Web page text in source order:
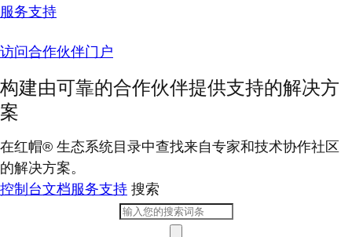
服务支持
访问合作伙伴门户
构建由可靠的合作伙伴提供支持的解决方
案
在红帽® 生态系统目录中查找来自专家和技术协作社区
的解决方案。
控制台文档服务支持 搜索